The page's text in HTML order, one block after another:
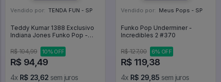
Vendido por: TENDA FUN - SP
Teddy Kumar 1388 Exclusivo
Indiana Jones Funko Pop -
Pop - #1388 - FUNKO POP
#1388
R$ 104,99 10% OFF
R$ 94,49
4x R$ 23,62 sem juros
Vendido por: Meus Pops - SP
Funko Pop Underminer -
Incredibles 2 #370
R$ 127,00 6% OFF
R$ 119,38
4x R$ 29,85 sem juros